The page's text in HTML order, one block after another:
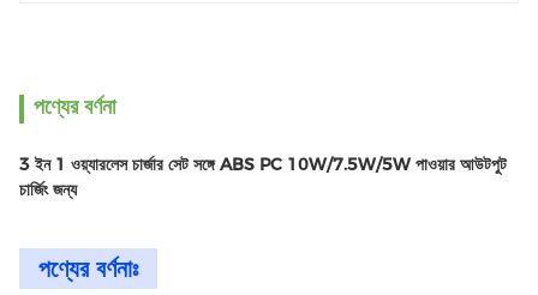
পণ্যের বর্ণনা
3 ইন 1 ওয়্যারলেস চার্জার সেট সঙ্গে ABS PC 10W/7.5W/5W পাওয়ার আউটপুট
চার্জিং জন্য
পণ্যের বর্ণনাঃ